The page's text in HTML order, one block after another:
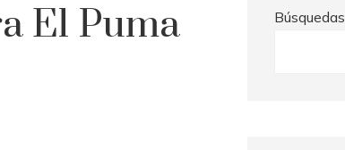
El Puma
Búsquedas